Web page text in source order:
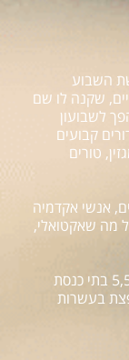
פרשת השבוע
שקנה לו שם
לשבועון
קבועים
טורים
אנשי אקדמיה
מה שאקטואלי,
השבועון מופץ בעשרות אלפי עותקים בכ-5,500 בתי כנסת
בעשרות